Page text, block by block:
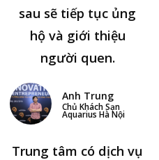
sau sẽ tiếp tục ủng
hộ và giới thiệu
người quen.
Anh Trung
Chủ Khách Sạn
Aquarius Hà Nội
Trung tâm có dịch vụ